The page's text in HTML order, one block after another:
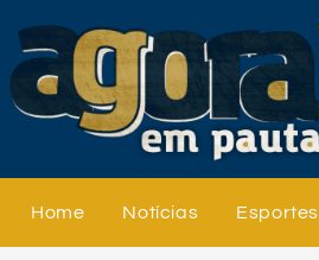
Home Notícias Esportes